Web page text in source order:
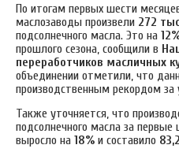
По итогам первых шести
маслозаводы произвели 272
подсолнечного масла. Это на
прошлого сезона, сообщили в
переработчиков масличных
объединении отметили, что
производственным рекордом за
Также уточняется, что
подсолнечного масла за
выросло на 18% и составило